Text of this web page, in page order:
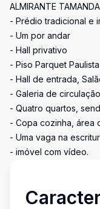
ALMIRANTE
- Prédio tradicional e
- Um por andar
- Hall privativo
- Piso Parquet Paulista
- Hall de entrada,
- Galeria de
- Quatro quartos,
- Copa cozinha, área
- Uma vaga na
- imóvel com vídeo.